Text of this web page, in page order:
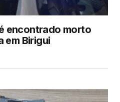
encontrado morto
em Birigui